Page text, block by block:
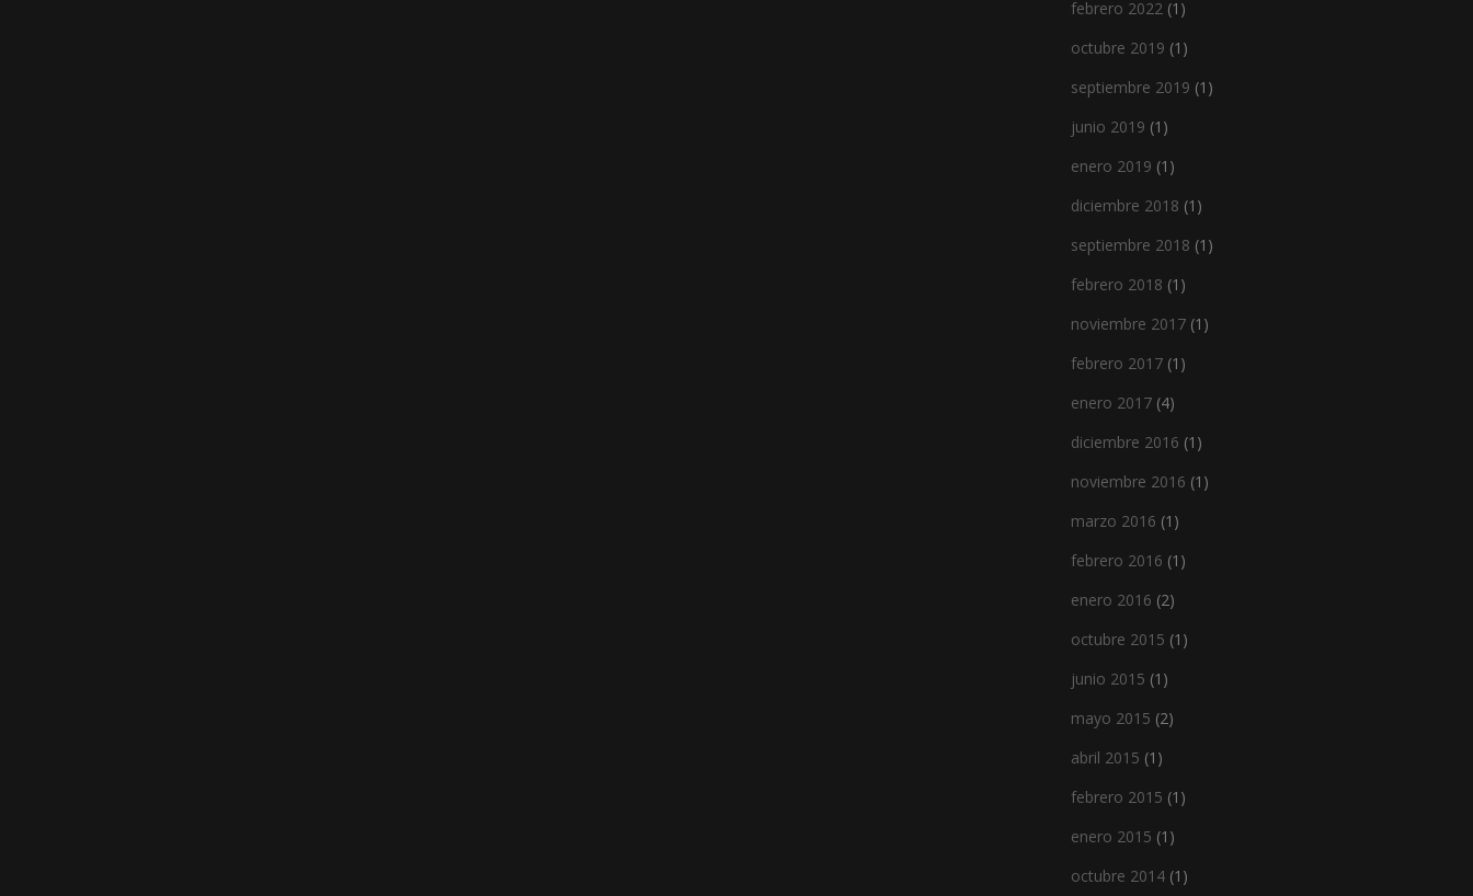
febrero 2022 (1)
octubre 2019 (1)
septiembre 2019 (1)
junio 2019 (1)
enero 2019 (1)
diciembre 2018 (1)
septiembre 2018 (1)
febrero 2018 (1)
noviembre 2017 (1)
febrero 2017 (1)
enero 2017 (4)
diciembre 2016 (1)
noviembre 2016 (1)
marzo 2016 (1)
febrero 2016 (1)
enero 2016 (2)
octubre 2015 (1)
junio 2015 (1)
mayo 2015 (2)
abril 2015 (1)
febrero 2015 (1)
enero 2015 (1)
octubre 2014 (1)